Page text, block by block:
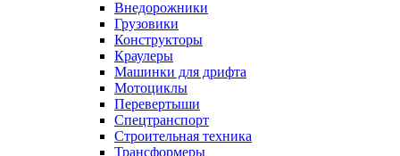
Внедорожники
Грузовики
Конструкторы
Краулеры
Машинки для дрифта
Мотоциклы
Перевертыши
Спецтранспорт
Строительная техника
Трансформеры